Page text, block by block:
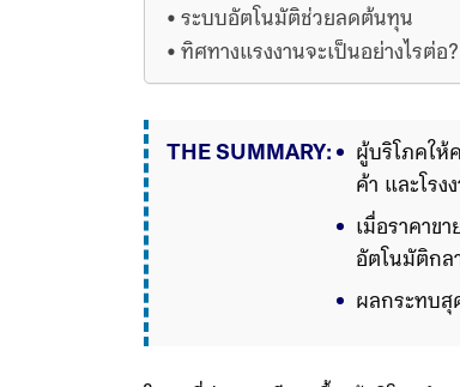
ระบบอัตโนมัติช่วยลดต้นทุน
ทิศทางแรงงานจะเป็นอย่างไรต่อ?
THE SUMMARY:
ผู้บริโภคให้
ค้า และโรง
เมื่อราคาข
อัตโนมัติกล
ผลกระทบสุ